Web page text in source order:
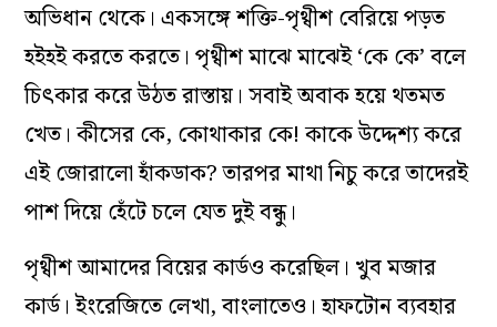
অভিধান থেকে। একসঙ্গে শক্তি-পৃথ্বীশ বেরিয়ে পড়ত
হইহই করতে করতে। পৃথ্বীশ মাঝে মাঝেই ‘কে কে’ বলে
চিৎকার করে উঠত রাস্তায়। সবাই অবাক হয়ে থতমত
খেত। কীসের কে, কোথাকার কে! কাকে উদ্দেশ্য করে
এই জোরালো হাঁকডাক? তারপর মাথা নিচু করে তাদেরই
পাশ দিয়ে হেঁটে চলে যেত দুই বন্ধু।
পৃথ্বীশ আমাদের বিয়ের কার্ডও করেছিল। খুব মজার
কার্ড। ইংরেজিতে লেখা, বাংলাতেও। হাফটোন ব্যবহার